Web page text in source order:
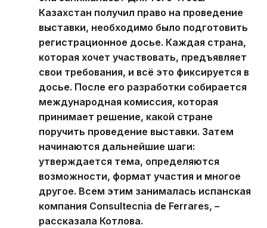
Казахстан получил право на проведение
выставки, необходимо было подготовить
регистрационное досье. Каждая страна,
которая хочет участвовать, предъявляет
свои требования, и всё это фиксируется в
досье. После его разработки собирается
международная комиссия, которая
принимает решение, какой стране
поручить проведение выставки. Затем
начинаются дальнейшие шаги:
утверждается тема, определяются
возможности, формат участия и многое
другое. Всем этим занималась испанская
компания Consultecnia de Ferrares, –
рассказала Котлова.